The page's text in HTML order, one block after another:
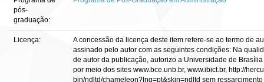
pós-
graduação:
Licença:
A concessão da licença deste item refere-se ao termo de
assinado pelo autor com as seguintes condições: Na
de autor da publicação, autorizo a Universidade de
por meio dos sites www.bce.unb.br, www.ibict.br, http://
bin/ndltd/chameleon?lng=pt&skin=ndltd sem